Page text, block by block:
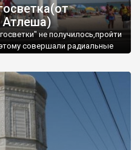
Атлеша)
не получилось,пройти
совершали радиальные